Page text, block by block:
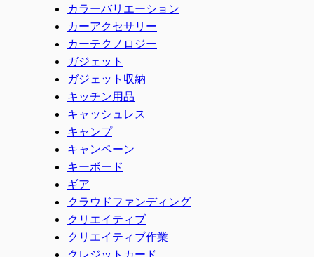
カラーバリエーション
カーアクセサリー
カーテクノロジー
ガジェット
ガジェット収納
キッチン用品
キャッシュレス
キャンプ
キャンペーン
キーボード
ギア
クラウドファンディング
クリエイティブ
クリエイティブ作業
クレジットカード